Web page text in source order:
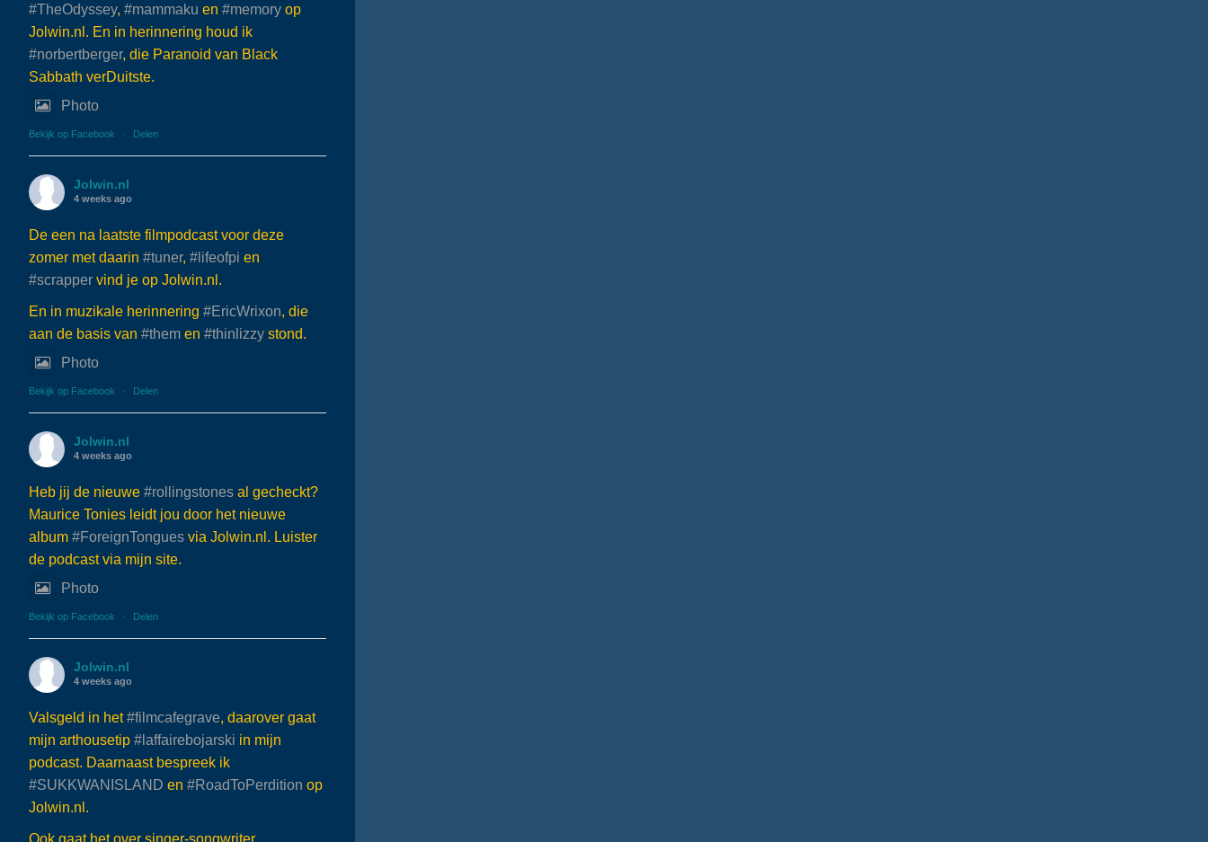
#TheOdyssey, #mammaku en #memory op
Jolwin.nl. En in herinnering houd ik
#norbertberger, die Paranoid van Black
Sabbath verDuitste.
Photo
Bekijk op Facebook · Delen
Jolwin.nl
4 weeks ago
De een na laatste filmpodcast voor deze
zomer met daarin #tuner, #lifeofpi en
#scrapper vind je op Jolwin.nl.
En in muzikale herinnering #EricWrixon, die
aan de basis van #them en #thinlizzy stond.
Photo
Bekijk op Facebook · Delen
Jolwin.nl
4 weeks ago
Heb jij de nieuwe #rollingstones al gecheckt?
Maurice Tonies leidt jou door het nieuwe
album #ForeignTongues via Jolwin.nl. Luister
de podcast via mijn site.
Photo
Bekijk op Facebook · Delen
Jolwin.nl
4 weeks ago
Valsgeld in het#filmcafegrave, daarover gaat
mijn arthousetip #laffairebojarski in mijn
podcast. Daarnaast bespreek ik
#SUKKWANISLAND en #RoadToPerdition op
Jolwin.nl.
Ook gaat het over singer-songwriter